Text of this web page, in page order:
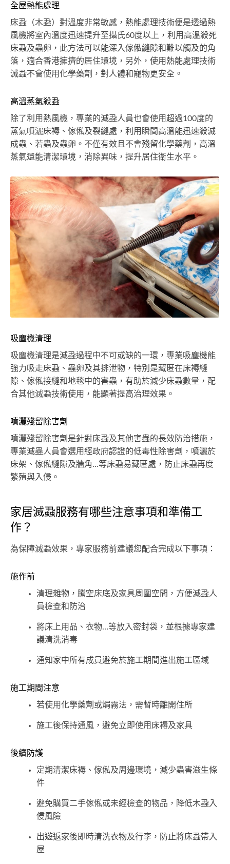
全屋熱能處理
床蝨（木蝨）對溫度非常敏感，熱能處理技術便是透過熱
風機將室內溫度迅速提升至攝氏60度以上，利用高溫殺死
床蝨及蟲卵，此方法可以能深入傢俬縫隙和難以觸及的角
落，適合香港擁擠的居住環境，另外，使用熱能處理技術
滅蝨不會使用化學藥劑，對人體和寵物更安全。
高溫蒸氣殺蝨
除了利用熱風機，專業的滅蝨人員也會使用超過100度的
蒸氣噴灑床褥、傢俬及裂縫處，利用瞬間高溫能迅速殺滅
成蟲、若蟲及蟲卵。不僅有效且不會殘留化學藥劑，高溫
蒸氣還能清潔環境，消除異味，提升居住衛生水平。
吸塵機清理
吸塵機清理是滅蝨過程中不可或缺的一環，專業吸塵機能
強力吸走床蝨、蟲卵及其排泄物，特別是藏匿在床褥縫
隙、傢俬接縫和地毯中的害蟲，有助於減少床蝨數量，配
合其他滅蝨技術使用，能顯著提高治理效果。
噴灑殘留除害劑
噴灑殘留除害劑是針對床蝨及其他害蟲的長效防治措施，
專業滅蟲人員會選用經政府認證的低毒性除害劑，噴灑於
床架、傢俬縫隙及牆角…等床蝨易藏匿處，防止床蝨再度
繁殖與入侵。
家居滅蝨服務有哪些注意事項和準備工
作？
為保障滅蝨效果，專家服務前建議您配合完成以下事項：
施作前
清理雜物，騰空床底及家具周圍空間，方便滅蝨人
員檢查和防治
將床上用品、衣物…等放入密封袋，並根據專家建
議清洗消毒
通知家中所有成員避免於施工期間進出施工區域
施工期間注意
若使用化學藥劑或焗霧法，需暫時離開住所
施工後保持通風，避免立即使用床褥及家具
後續防護
定期清潔床褥、傢俬及周邊環境，減少蟲害滋生條
件
避免購買二手傢俬或未經檢查的物品，降低木蝨入
侵風險
出遊返家後即時清洗衣物及行李，防止將床蝨帶入
屋